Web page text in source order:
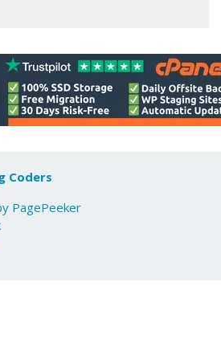
Coders
PagePeeker